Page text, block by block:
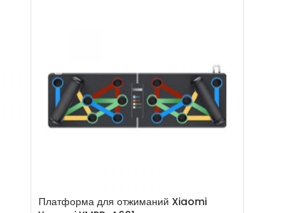
Платформа для отжиманий Xiaomi